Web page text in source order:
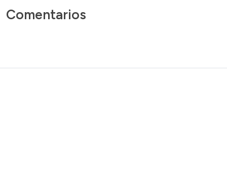
Comentarios